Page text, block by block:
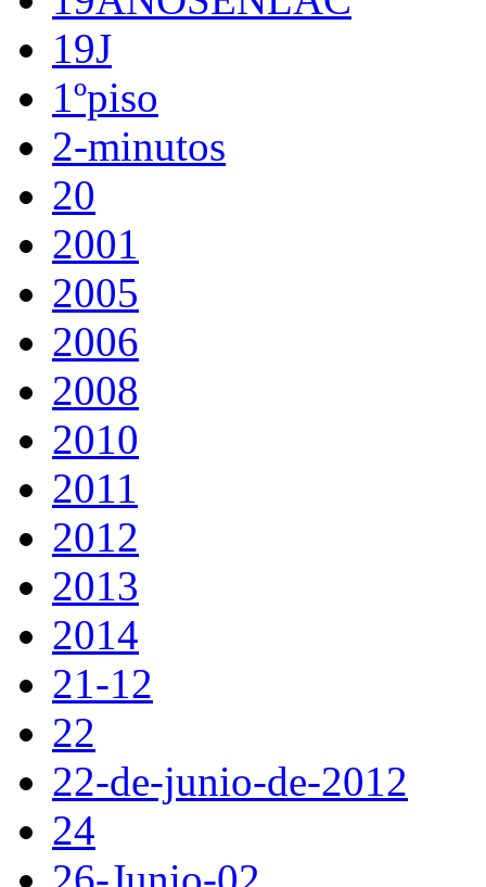
19J
1ºpiso
2-minutos
20
2001
2005
2006
2008
2010
2011
2012
2013
2014
21-12
22
22-de-junio-de-2012
24